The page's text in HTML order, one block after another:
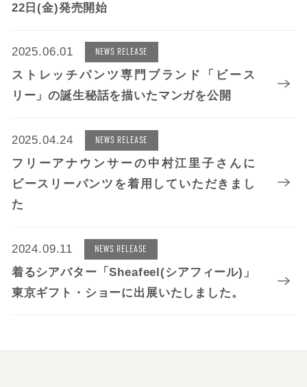
22日(金)発売開始
2025.06.01 NEWS RELEASE
ストレッチパンツ専門ブランド「ビース
リー」の誕生秘話を描いたマンガを公開
2025.04.24 NEWS RELEASE
フリーアナウンサーの中村江里子さんに
ビースリーパンツを着用していただきまし
た
2024.09.11 NEWS RELEASE
着るシアバター「Sheafeel(シアフィール)」
東京ギフト・ショーに出展いたしました。